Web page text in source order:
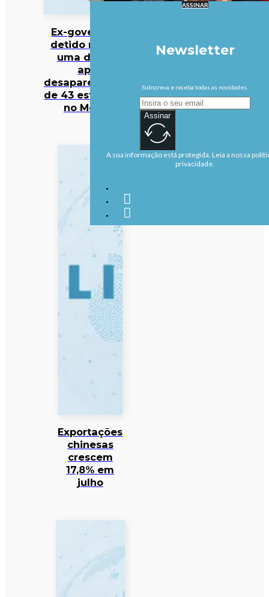
Ex-governador
detido mais de
uma década
após
desaparecimento
de 43 estudantes
no México
Exportações
chinesas
crescem
17,8% em
julho
ASSINAR
Newsletter
Subscreva e receba todas as novidades.
Assinar
A sua informação está protegida. Leia a nossa
privacidade.